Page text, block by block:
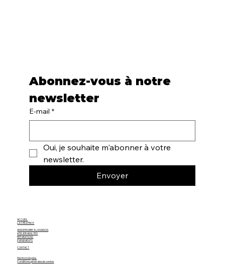
Abonnez-vous à notre
newsletter
E-mail *
Oui, je souhaite m'abonner à votre
newsletter.
Envoyer
ACCUEIL
LA CRÉATRICE
ANNIVERSAIRE À LA MAISON
ATELIER ADULTES
RÉPARATIONS
ÉVÈNEMENTS
CONTACT
Mentions légales
Conditions générales de ventes